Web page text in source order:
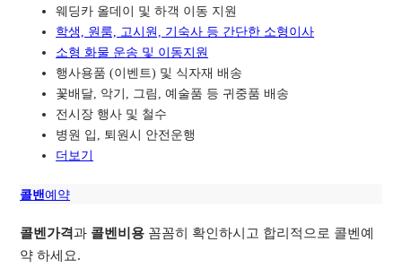
웨딩카 올데이 및 하객 이동 지원
학생, 원룸, 고시원, 기숙사 등 간단한 소형이사
소형 화물 운송 및 이동지원
행사용품 (이벤트) 및 식자재 배송
꽃배달, 악기, 그림, 예술품 등 귀중품 배송
전시장 행사 및 철수
병원 입, 퇴원시 안전운행
더보기
콜밴예약
콜벤가격과 콜벤비용 꼼꼼히 확인하시고 합리적으로 콜벤예
약 하세요.